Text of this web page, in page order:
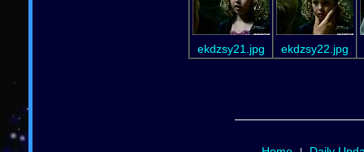
ekdzsy21.jpg ekdzsy22.jpg